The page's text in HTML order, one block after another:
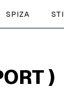
SPIZA
)